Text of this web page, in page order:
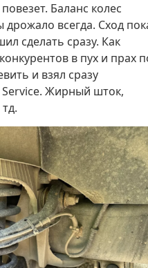
Баланс колес
дрожало всегда. Сход
сделать сразу. Как
в пух и прах
и взял сразу
Жирный шток,